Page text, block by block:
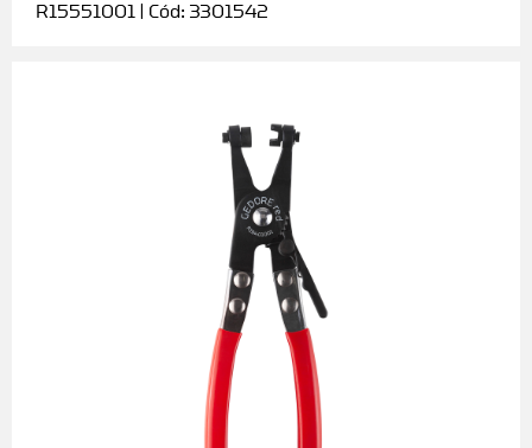
R15551001 | Cód: 3301542